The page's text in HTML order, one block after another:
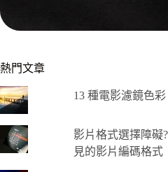
熱門文章
13 種電影濾鏡色
影片格式選擇障礙
見的影片編碼格式